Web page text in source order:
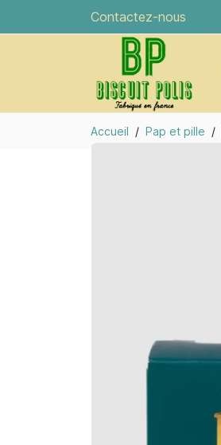
Contactez-nous
Accueil Pap et pille